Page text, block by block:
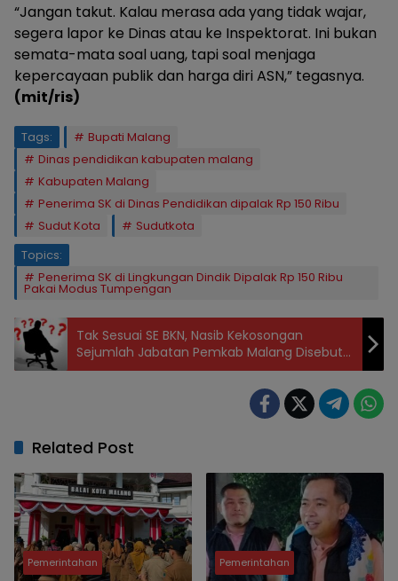
“Jangan takut. Kalau merasa ada yang tidak wajar,
segera lapor ke Dinas atau ke Inspektorat. Ini bukan
semata-mata soal uang, tapi soal menjaga
kepercayaan publik dan harga diri ASN,” tegasnya.
(mit/ris)
Tags:
Bupati Malang
Dinas pendidikan kabupaten malang
Kabupaten Malang
Penerima SK di Dinas Pendidikan dipalak Rp 150 Ribu
Sudut Kota
Sudutkota
Topics:
Penerima SK di Lingkungan Dindik Dipalak Rp 150 Ribu
Pakai Modus Tumpengan
Tak Sesuai SE BKN, Nasib Kekosongan
Sejumlah Jabatan Pemkab Malang Disebut
Semakin Tak Jelas ?
Related Post
Pemerintahan Pemerintahan